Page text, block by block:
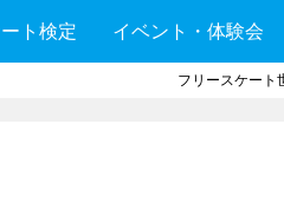
ト検定 イベント・体験会
フリースケート